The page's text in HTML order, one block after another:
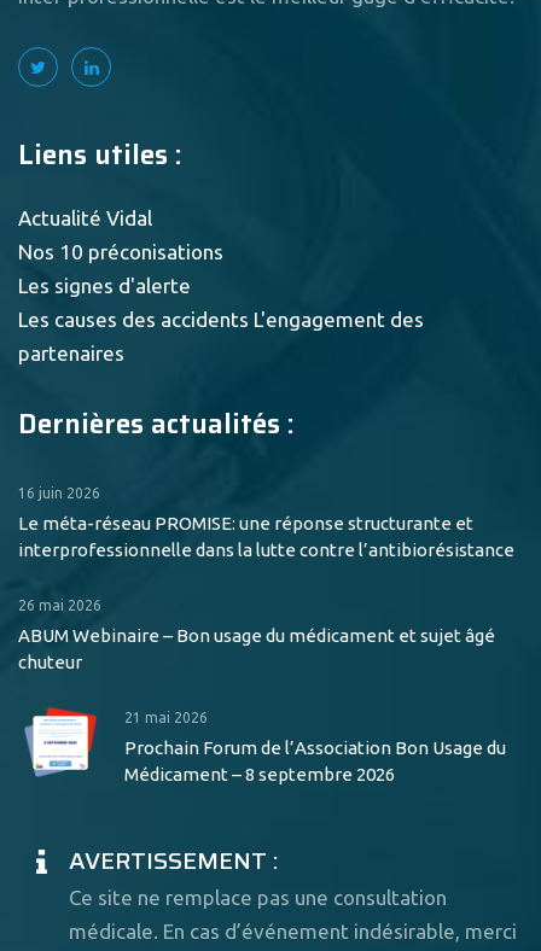
Liens utiles :
Actualité Vidal
Nos 10 préconisations
Les signes d'alerte
Les causes des accidents L'engagement des
partenaires
Dernières actualités :
16 juin 2026
Le méta-réseau PROMISE: une réponse structurante et
interprofessionnelle dans la lutte contre l’antibiorésistance
26 mai 2026
ABUM Webinaire – Bon usage du médicament et sujet âgé
chuteur
21 mai 2026
Prochain Forum de l’Association Bon Usage du
Médicament – 8 septembre 2026
AVERTISSEMENT :
Ce site ne remplace pas une consultation
médicale. En cas d’événement indésirable, merci